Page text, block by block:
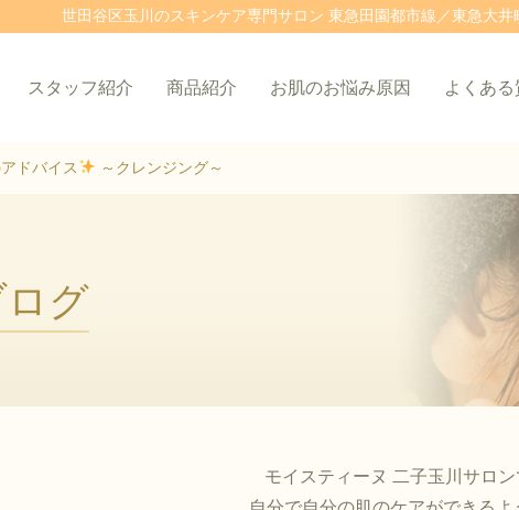
世田谷区玉川のスキンケア専門サロン 東急田園都市線／東急大
スタッフ紹介 商品紹介 お肌のお悩み原因 よくある
ドバイス ～クレンジング～
グ
モイスティーヌ 二子玉川サロン